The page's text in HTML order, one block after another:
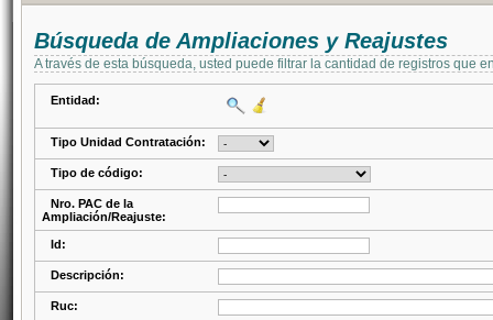
Búsqueda de Ampliaciones y Reajustes
A través de esta búsqueda, usted puede filtrar la cantidad de registros que
Entidad:
Tipo Unidad Contratación:
Tipo de código:
Nro. PAC de la
Ampliación/Reajuste:
Id:
Descripción:
Ruc: